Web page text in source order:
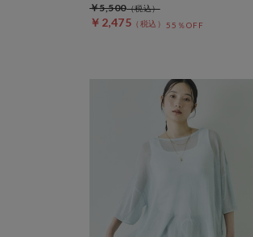
￥2,475 55％OFF
￥5,500